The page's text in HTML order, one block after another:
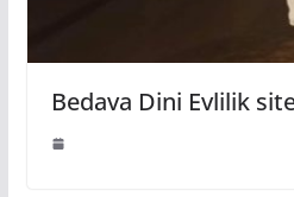
Bedava Dini Evlilik